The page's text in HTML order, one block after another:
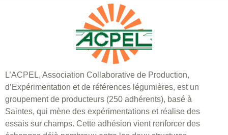
L’ACPEL, Association Collaborative de Production,
d’Expérimentation et de références légumières, est un
groupement de producteurs (250 adhérents), basé à
Saintes, qui mène des expérimentations et réalise des
essais sur champs. Cette adhésion vient renforcer des